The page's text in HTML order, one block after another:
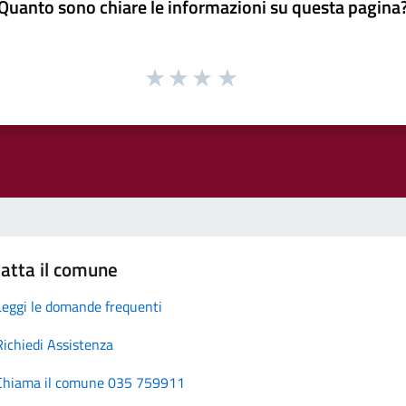
sono chiare le informazioni su questa
il comune
le domande frequenti
Assistenza
il comune 035 759911